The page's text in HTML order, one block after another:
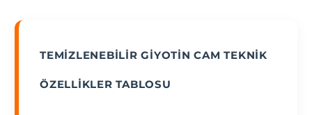
TEMIZLENEBILIR GIYOTIN CAM TEKNIK
ÖZELLIKLER TABLOSU